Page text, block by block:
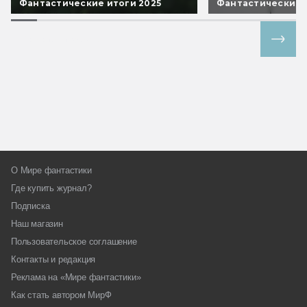
Фантастические итоги 2025 Фантастические
О Мире фантастики
Где купить журнал?
Подписка
Наш магазин
Пользовательское соглашение
Контакты и редакция
Реклама на «Мире фантастики»
Как стать автором МирФ